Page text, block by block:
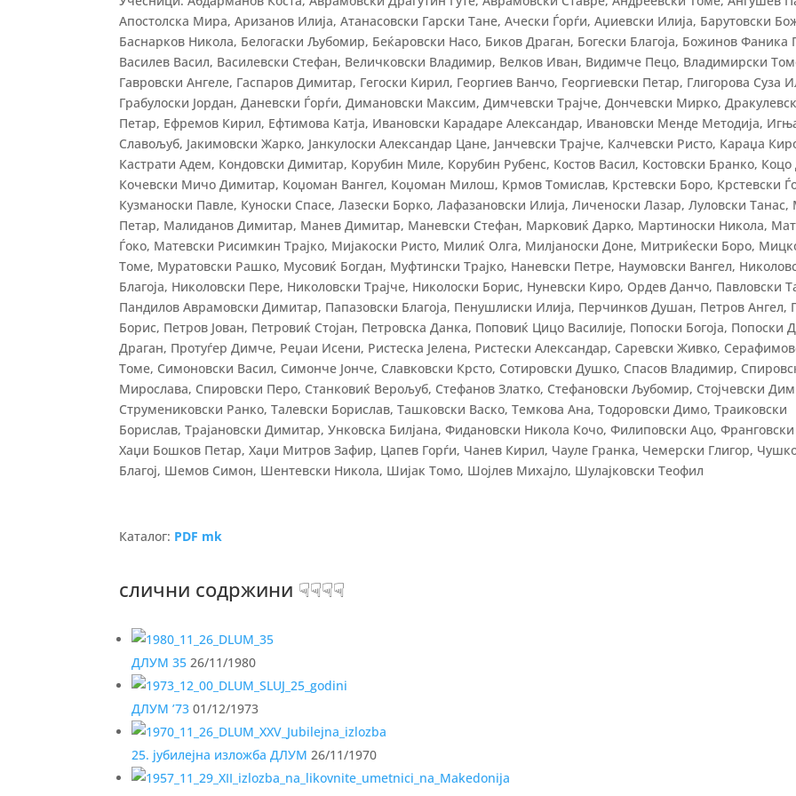
Апостолска Мира, Аризанов Илија, Атанасовски Гарски Тане, Ачески Ѓорѓи, Аџиевски Илија, Барутовски
Баснарков Никола, Белогаски Љубомир, Беќаровски Насо, Биков Драган, Богески Благоја, Божинов Фаника
Василев Васил, Василевски Стефан, Величковски Владимир, Велков Иван, Видимче Пецо, Владимирски
Гавровски Ангеле, Гаспаров Димитар, Гегоски Кирил, Георгиев Ванчо, Георгиевски Петар, Глигорова Суза
Грабулоски Јордан, Даневски Ѓорѓи, Димановски Максим, Димчевски Трајче, Дончевски Мирко,
Петар, Ефремов Кирил, Ефтимова Катја, Ивановски Карадаре Александар, Ивановски Менде Методија,
Славољуб, Јакимовски Жарко, Јанкулоски Александар Цане, Јанчевски Трајче, Калчевски Ристо, Караџа
Кастрати Адем, Кондовски Димитар, Корубин Миле, Корубин Рубенс, Костов Васил, Костовски Бранко,
Кочевски Мичо Димитар, Коџоман Вангел, Коџоман Милош, Крмов Томислав, Крстевски Боро, Крстевски
Кузманоски Павле, Куноски Спасе, Лазески Борко, Лафазановски Илија, Личеноски Лазар, Луловски Танас,
Петар, Малиданов Димитар, Манев Димитар, Маневски Стефан, Марковиќ Дарко, Мартиноски Никола,
Ѓоко, Матевски Рисимкин Трајко, Мијакоски Ристо, Милиќ Олга, Милјаноски Доне, Митриќески Боро,
Томе, Муратовски Рашко, Мусовиќ Богдан, Муфтински Трајко, Наневски Петре, Наумовски Вангел,
Благоја, Николовски Пере, Николовски Трајче, Николоски Борис, Нуневски Киро, Ордев Данчо, Павловски
Пандилов Аврамовски Димитар, Папазовски Благоја, Пенушлиски Илија, Перчинков Душан, Петров Ангел,
Борис, Петров Јован, Петровиќ Стојан, Петровска Данка, Поповиќ Цицо Василије, Попоски Богоја, Попоски
Драган, Протуѓер Димче, Реџаи Исени, Ристеска Јелена, Ристески Александар, Саревски Живко,
Томе, Симоновски Васил, Симонче Јонче, Славковски Крсто, Сотировски Душко, Спасов Владимир,
Мирослава, Спировски Перо, Станковиќ Верољуб, Стефанов Златко, Стефановски Љубомир, Стојчевски
Струмениковски Ранко, Талевски Борислав, Ташковски Васко, Темкова Ана, Тодоровски Димо, Траиковски
Борислав, Трајановски Димитар, Унковска Билјана, Фидановски Никола Кочо, Филиповски Ацо,
Хаџи Бошков Петар, Хаџи Митров Зафир, Цапев Горѓи, Чанев Кирил, Чауле Гранка, Чемерски Глигор,
Благој, Шемов Симон, Шентевски Никола, Шијак Томо, Шојлев Михајло, Шулајковски Теофил
Каталог: PDF mk
слични содржини ☟☟☟☟
ДЛУМ 35 26/11/1980
ДЛУМ ’73 01/12/1973
25. јубилејна изложба ДЛУМ 26/11/1970